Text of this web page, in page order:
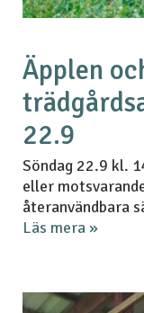
Äpplen
22.9
Söndag 22.9 kl.
eller
återanvändbara
Läs mera »